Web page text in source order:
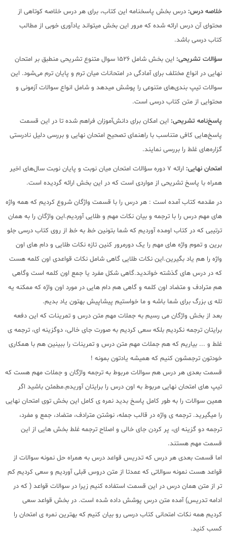
خلاصه درس: درس بخش پاسخنامه این کتاب، برای هر درس خلاصه کوتاهی از
محتوای آن درس ارائه شده که مرور این بخش میتواند یادآوری خوبی از مطالب
کتاب درسی باشد.
سؤالات تشریحی:
این بخش شامل 1526 سوال متنوع تشریحی منطبق بر امتحان
نهایی در انواع مختلف برای آمادگی در امتحانات میان ترم و پایان ترم می‌شود. این
سوالات تیپ بندی‌های متنوعی را پوشش میدهد و شامل انواع سوالات آزمونی و
محتوایی از متن کتاب درسی است.
پاسخ‌نامه تشریحی: این امکان برای دانش‌آموزان فراهم شده تا در این قسمت
پاسخ‌هایی کافی متناسب با راهنمای تصحیح امتحان نهایی و بررسی دلیل نادرستی
گزاره‌های غلط را بررسی نمایند.
امتحان نهایی:
ارائه 7 دوره سؤالات امتحان میان نوبت و پایان نوبت سال‌های اخیر
همراه با پاسخ تشریحی از مواردی است که در این بخش ارائه گردیده است.
در مقدمه کتاب آمده است : هر درس را با قسمت واژگان شروع کردیم که همه واژه
های مهم درس را با ترجمه و بیان نکات مهم و طلایی آوردیم.این واژگان را به همان
ترتیبی که در کتاب اومده آوردیم که شما بتونین خط به خط از روی کتاب درسی جلو
برین و تموم واژه های مهم را یک دورمرور کنین تازه نکات طلایی و دام های اون
واژه را هم یاد بگیرین.این نکات طلایی گاهی شامل نکات قواعدی اون کلمه هست
که در درس های گذشته خواندید.گاهی شکل مفرد یا جمع اون کلمه است وگاهی
هم مترادف و متضاد اون کلمه و گاهی هم دام هایی در مورد اون واژه که ممکنه یه
تله ی بزرگ برای شما باشه و ما خواستیم پیشاپیش بهتون یاد بدیم.
بعد از بخش واژگان می رسیم به جملات مهم متن درس و تمرینات که این دفعه
برایتان ترجمه نکردیم بلکه سعی کردیم به صورت جای خالی، دوگزینه ای، ترجمه ی
غلط و ... بیاریم که هم جملات مهم متن درس و تمرینات را ببینین هم با همکاری
خودتون ترجمشون کنیم که همیشه یادتون بمونه !
قسمت بعدی هر درس هم سوالات مربوط به ترجمه واژگان و جملات مهم هست که
تیپ های امتحان نهایی مربوط به اون درس را برایتان آوریدم.مطمئن باشید اگر
همین سوالات را به طور کامل پاسخ بدید نمره ی کامل این بخش توی امتحان نهایی
را میگیرید. ترجمه ی واژه در قالب جمله، نوشتن مترادف، متضاد، جمع و مفرد،
ترجمه دو گزینه ای، پر کردن جای خالی و اصلاح ترجمه غلط بخش هایی از این
قسمت مهم هستند.
اما قسمت بعدی هر درس که تدریس قواعد درس به همراه حل نمونه سوالات از
قواعد هست نمونه سوالاتی که عمدتا از متن دروس قبلی آوردیم و سعی کردیم کم
تر از متن همان درس در این قسمت استفاده کنیم زیرا در سوالات قواعد ( که در
ادامه تدریس) آمده متن درس پوشش داده شده است. در بخش قواعد سعی
کردیم همه نکات امتحانی کتاب درسی رو بیان کنیم که بهترین نمره ی امتحان را
کسب کنید.